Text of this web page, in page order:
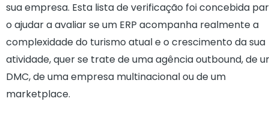
sua empresa. Esta lista de verificação foi concebida
o ajudar a avaliar se um ERP acompanha realmente a
complexidade do turismo atual e o crescimento da sua
atividade, quer se trate de uma agência outbound, de
DMC, de uma empresa multinacional ou de um
marketplace.